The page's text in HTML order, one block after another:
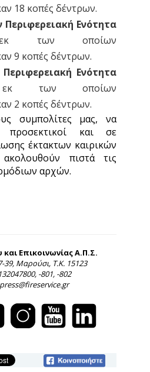
18 κοπές δέντρων.
Περιφερειακή Ενότητα
των οποίων
9 κοπές δέντρων.
Ενότητα
των οποίων
2 κοπές δέντρων.
συμπολίτες μας, να
προσεκτικοί και σε
έκτακτων καιρικών
πιστά τις
αρχών.
Επικοινωνίας Α.Π.Σ.
39, Μαρούσι, Τ.Κ. 15123
-801, -802